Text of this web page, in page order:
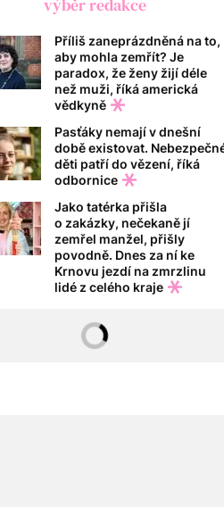
výběr redakce
Příliš zaneprázdněná na to,
aby mohla zemřít? Je
paradox, že ženy žijí déle
než muži, říká americká
vědkyně
Pasťáky nemají v dnešní
době existovat.
děti patří do vězení, říká
odbornice
Jako tatérka přišla
o zakázky, nečekaně jí
zemřel manžel, přišly
povodně. Dnes za ní ke
Krnovu jezdí na zmrzlinu
lidé z celého kraje